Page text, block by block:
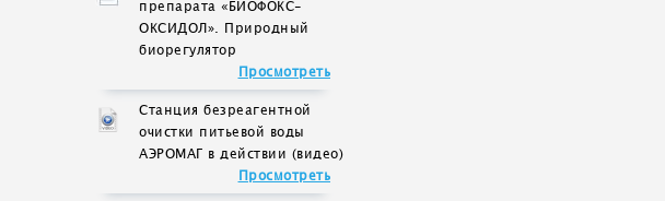
препарата «БИОФОКС-
ОКСИДОЛ». Природный
биорегулятор
Просмотреть
Станция безреагентной
очистки питьевой воды
АЭРОМАГ в действии (видео)
Просмотреть